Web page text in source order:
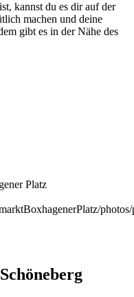
kannst du es dir auf der
machen und deine
gibt es in der Nähe des